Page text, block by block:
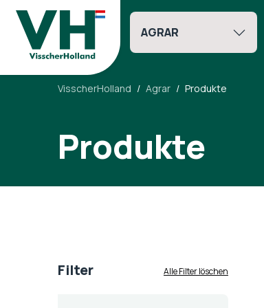
AGRAR
VisscherHolland Agrar Produkte
Produkte
Filter Alle Filter löschen